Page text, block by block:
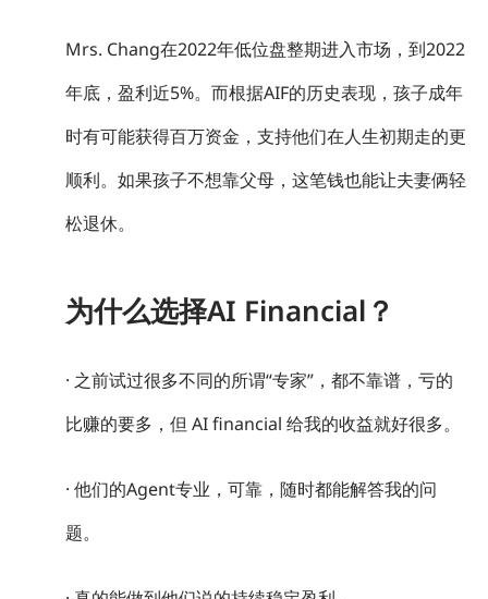
Mrs. Chang在2022年低位盘整期进入市场，到2022
年底，盈利近5%。而根据AIF的历史表现，孩子成年
时有可能获得百万资金，支持他们在人生初期走的更
顺利。如果孩子不想靠父母，这笔钱也能让夫妻俩轻
松退休。
为什么选择AI Financial？
· 之前试过很多不同的所谓“专家”，都不靠谱，亏的
比赚的要多，但 AI financial 给我的收益就好很多。
· 他们的Agent专业，可靠，随时都能解答我的问
题。